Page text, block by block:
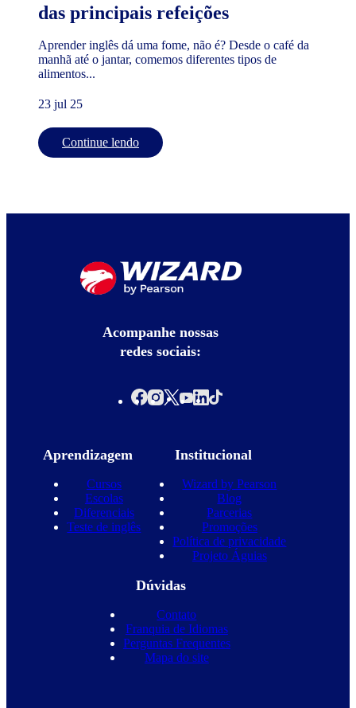
das principais refeições
Aprender inglês dá uma fome, não é? Desde o café da
manhã até o jantar, comemos diferentes tipos de
alimentos...
23 jul 25
Continue lendo
Acompanhe nossas
redes sociais:
Aprendizagem
Cursos
Escolas
Diferenciais
Teste de inglês
Institucional
Wizard by Pearson
Blog
Parcerias
Promoções
Política de privacidade
Projeto Águias
Dúvidas
Contato
Franquia de Idiomas
Perguntas Frequentes
Mapa do site